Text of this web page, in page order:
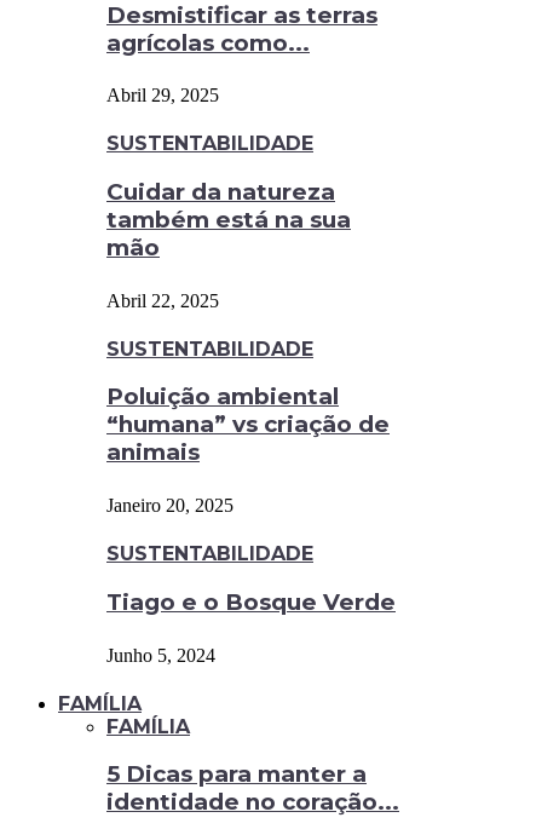
Desmistificar as terras
agrícolas como...
Abril 29, 2025
SUSTENTABILIDADE
Cuidar da natureza
também está na sua
mão
Abril 22, 2025
SUSTENTABILIDADE
Poluição ambiental
“humana” vs criação de
animais
Janeiro 20, 2025
SUSTENTABILIDADE
Tiago e o Bosque Verde
Junho 5, 2024
FAMÍLIA
FAMÍLIA
5 Dicas para manter a
identidade no coração...